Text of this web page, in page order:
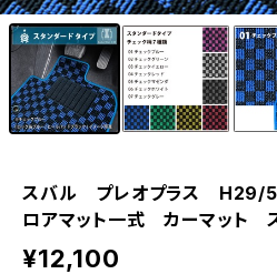
スバル プレオプラス
ロアマット一式 カーマット
¥12,100